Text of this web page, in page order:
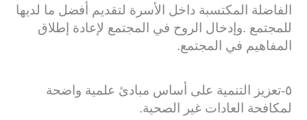
الفاضلة المكتسبة داخل الأسرة لتقديم أفضل ما لديها
للمجتمع .وإدخال الروح في المجتمع لإعادة إطلاق
المفاهيم في المجتمع.
٥- تعزيز التنمية على أساس مبادئ علمية واضحة
لمكافحة العادات غير الصحية.